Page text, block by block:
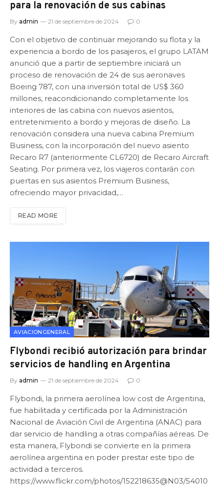
para la renovación de sus cabinas
By admin 21 de septiembre de 2024 0
Con el objetivo de continuar mejorando su flota y la
experiencia a bordo de los pasajeros, el grupo LATAM
anunció que a partir de septiembre iniciará un
proceso de renovación de 24 de sus aeronaves
Boeing 787, con una inversión total de US$ 360
millones, reacondicionando completamente los
interiores de las cabina con nuevos asientos,
entretenimiento a bordo y mejoras de diseño. La
renovación considera una nueva cabina Premium
Business, con la incorporación del nuevo asiento
Recaro R7 (anteriormente CL6720) de Recaro Aircraft
Seating. Por primera vez, los viajeros contarán con
puertas en sus asientos Premium Business,
ofreciendo mayor privacidad,…
READ MORE
AVIACIONGENERAL
Flybondi recibió autorización para brindar
servicios de handling en Argentina
By admin 21 de septiembre de 2024 0
Flybondi, la primera aerolínea low cost de Argentina,
fue habilitada y certificada por la Administración
Nacional de Aviación Civil de Argentina (ANAC) para
dar servicio de handling a otras compañías aéreas. De
esta manera, Flybondi se convierte en la primera
aerolínea argentina en poder prestar este tipo de
actividad a terceros.
https://www.flickr.com/photos/152218635@N03/54010